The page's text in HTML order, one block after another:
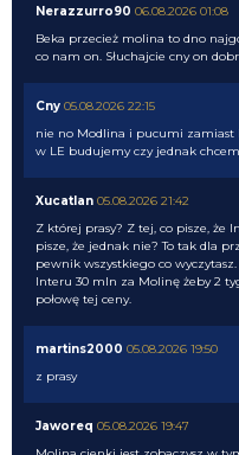
Nerazzurro90 06.08.2026 01:08
Beka przecież molina to dno
co nam on. Słuchajcie cny on
Cny 05.08.2026 22:15
nie no Modlina i pucumi zamiast
w LE budujemy czy jednak
Xucatlan 05.08.2026 21:42
Z której prasy? Z tej, co pisze, że
pisze, że jednak nie? To tak dla
pewnik wszystkiego co wyczytasz.
Interu 30 mln za Molinę żeby 2
połowę tej ceny.
martins2000 05.08.2026 19:50
z prasy
Jaworeq 05.08.2026 19:47